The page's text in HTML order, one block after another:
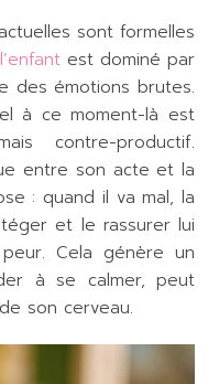
sont formelles
est dominé par
des émotions brutes.
à ce moment-là est
contre-productif.
entre son acte et la
: quand il va mal, la
et le rassurer lui
Cela génère un
à se calmer, peut
son cerveau.